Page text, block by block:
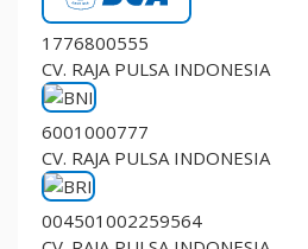
1776800555
CV. RAJA PULSA INDONESIA
6001000777
CV. RAJA PULSA INDONESIA
004501002259564